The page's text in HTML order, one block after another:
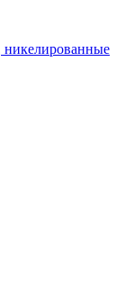
никелированные